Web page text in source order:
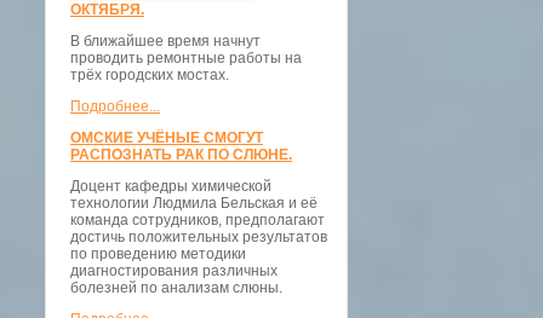
ОКТЯБРЯ.
В ближайшее время начнут
проводить ремонтные работы на
трёх городских мостах.
Подробнее...
ОМСКИЕ УЧЁНЫЕ СМОГУТ
РАСПОЗНАТЬ РАК ПО СЛЮНЕ.
Доцент кафедры химической
технологии Людмила Бельская и её
команда сотрудников, предполагают
достичь положительных результатов
по проведению методики
диагностирования различных
болезней по анализам слюны.